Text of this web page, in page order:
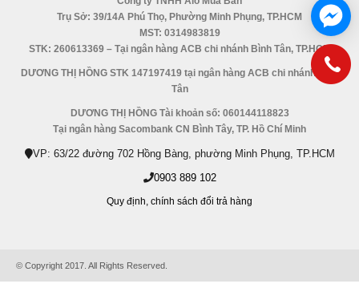
Trụ Sở: 39/14A Phú Thọ, Phường Minh Phụng, TP.HCM
MST: 0314983819
STK: 260613369 – Tại ngân hàng ACB chi nhánh Bình Tân, TP.HCM
DƯƠNG THỊ HỒNG STK 147197419 tại ngân hàng ACB chi nhánh Bình
Tân
DƯƠNG THỊ HỒNG Tài khoản số: 060144118823
Tại ngân hàng Sacombank CN Bình Tây, TP. Hồ Chí Minh
VP: 63/22 đường 702 Hồng Bàng, phường Minh Phụng, TP.HCM
0903 889 102
Quy định, chính sách đổi trả hàng
© Copyright 2017. All Rights Reserved.